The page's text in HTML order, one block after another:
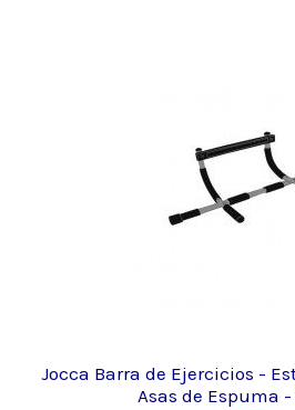
Jocca Barra de Ejercicios -
Asas de Espuma -